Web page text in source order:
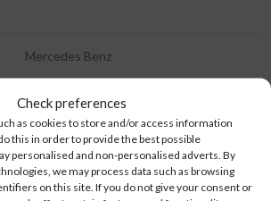
Check preferences
as cookies to store and/or access information
this in order to provide the best possible
personalised and non-personalised adverts. By
we may process data such as browsing
on this site. If you do not give your consent or
Mercedes Benz
Mercedes Benz: Citaro 1 und Citaro 2